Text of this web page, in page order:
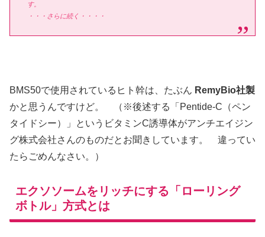
す。
・・・さらに続く・・・・
BMS50で使用されているヒト幹は、たぶん RemyBio社製
かと思うんですけど。 （※後述する「Pentide-C（ペン
タイドシー）」というビタミンC誘導体がアンチエイジン
グ株式会社さんのものだとお聞きしています。 違ってい
たらごめんなさい。）
エクソソームをリッチにする「ローリング
ボトル」方式とは